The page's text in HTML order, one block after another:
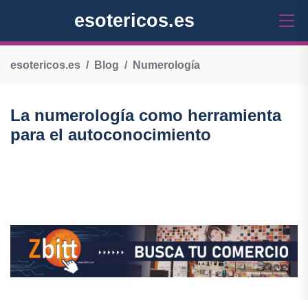
esotericos.es
esotericos.es Blog Numerología
La numerología como herramienta
para el autoconocimiento